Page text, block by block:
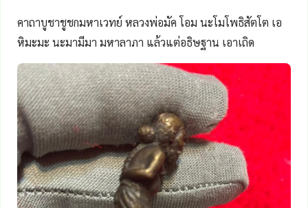
คาถาบูชาชูชกมหาเวทย์ หลวงพ่อมัค โอม นะโมโพธิสัตโต เอ
หิมะมะ นะมามีมา มหาลาภา แล้วแต่อธิษฐาน เอาเถิด